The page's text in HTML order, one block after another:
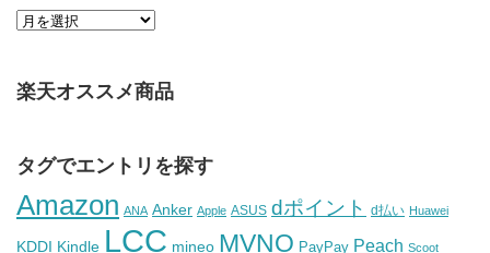
楽天オススメ商品
タグでエントリを探す
Amazon ANA Anker Apple ASUS dポイント d払い Huawei
KDDI Kindle LCC mineo MVNO PayPay Peach Scoot